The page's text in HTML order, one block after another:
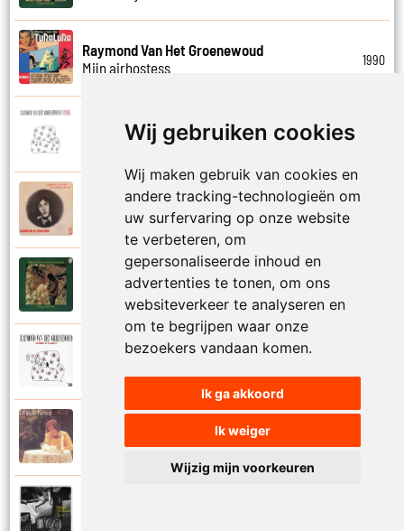
Wij gebruiken cookies
Wij maken gebruik van cookies en
andere tracking-technologieën om
uw surfervaring op onze website
te verbeteren, om
gepersonaliseerde inhoud en
advertenties te tonen, om ons
websiteverkeer te analyseren en
om te begrijpen waar onze
bezoekers vandaan komen.
Ik ga akkoord
Ik weiger
Wijzig mijn voorkeuren
Raymond Van Het Groenewoud
Mijn airhostess
1990
Raymond Van Het Groenewoud
Mijn leven lang
Raymond Van Het Groenewoud
Mijn lieve schatje
Raymond Van Het Groenewoud
Mijn schoolgaande jeugd
Raymond Van Het Groenewoud
Raymond Van Het Groenewoud
Moeder